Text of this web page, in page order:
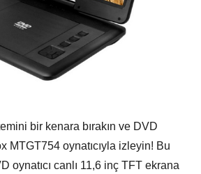
bir kenara bırakın ve DVD
MTGT754 oynatıcıyla izleyin! Bu
oynatıcı canlı 11,6 inç TFT ekrana